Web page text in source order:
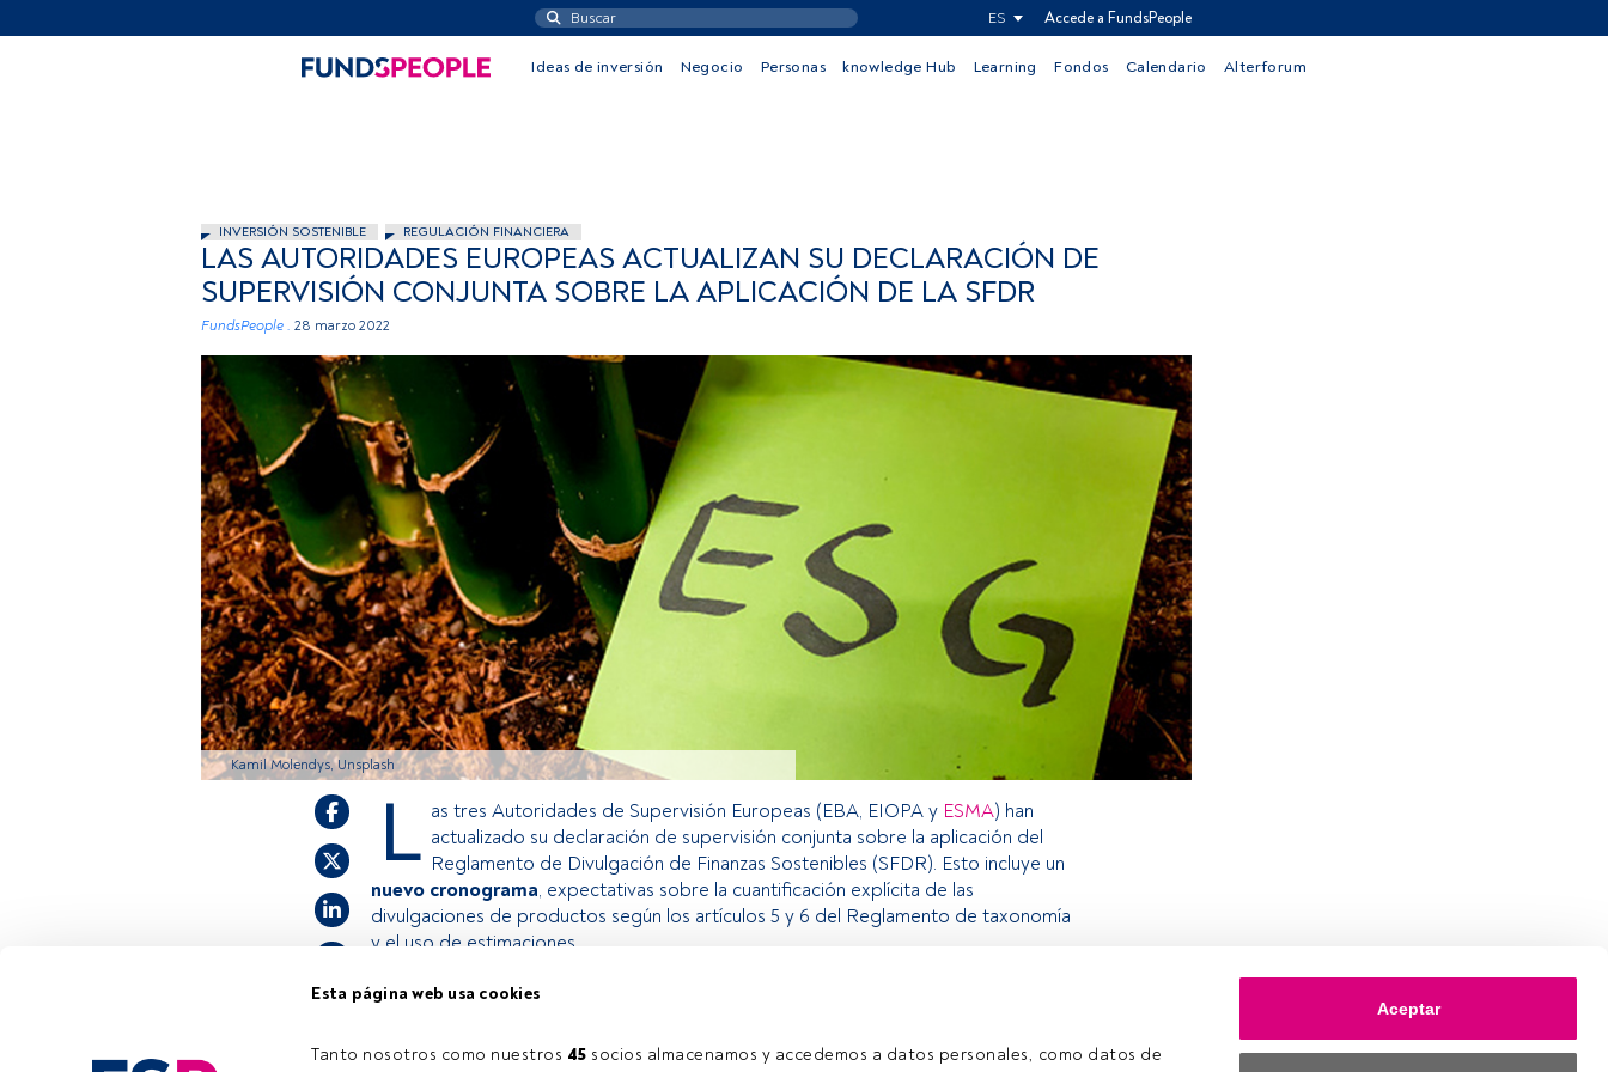
Esta página web usa cookies
Tanto nosotros como nuestros 45 socios almacenamos y accedemos a datos personales, como datos de
Aceptar
ES Accede a FundsPeople
Ideas de inversión Negocio Personas knowledge Hub Learning Fondos Calendario Alterforum
INVERSIÓN SOSTENIBLE REGULACIÓN FINANCIERA
LAS AUTORIDADES EUROPEAS ACTUALIZAN SU DECLARACIÓN DE
SUPERVISIÓN CONJUNTA SOBRE LA APLICACIÓN DE LA SFDR
FundsPeople . 28 marzo 2022
Kamil Molendys, Unsplash
L as tres Autoridades de Supervisión Europeas (EBA, EIOPA y ESMA) han
actualizado su declaración de supervisión conjunta sobre la aplicación del
Reglamento de Divulgación de Finanzas Sostenibles (SFDR). Esto incluye un
nuevo cronograma, expectativas sobre la cuantificación explícita de las
divulgaciones de productos según los artículos 5 y 6 del Reglamento de taxonomía
y el uso de estimaciones.
estás registrado, accede desde el botón Login. Si aún no tienes cuenta, te